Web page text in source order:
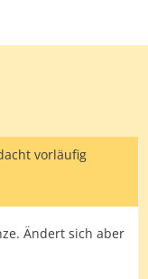
vorläufig
Ändert sich aber